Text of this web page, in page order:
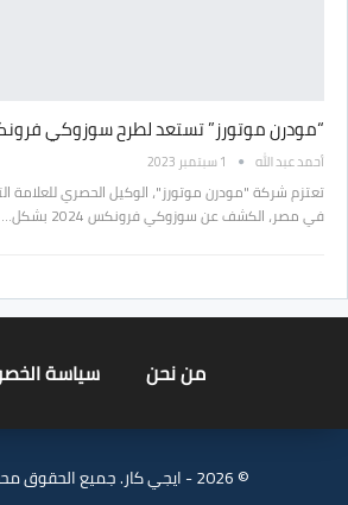
“مودرن موتورز” تستعد لطرح سوزوكي فرونكس 2024
أحمد عبد الله 1 سبتمبر 2023
تعتزم شركة "مودرن موتورز"، الوكيل الحصري للعلامة
في مصر، الكشف عن سوزوكي فرونكس 2024 بشكل…
من نحن سياسة
© 2026 - ايجي كار. جميع الحقوق محفوظة.